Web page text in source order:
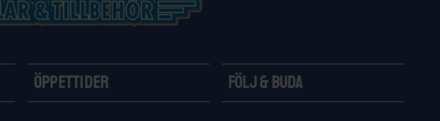
Öppettider Följ & Buda